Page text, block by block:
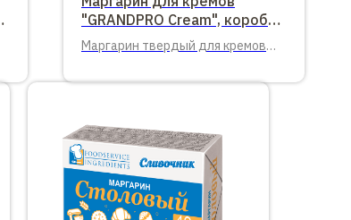
"GRANDPRO Cream", короб
10 кг
Маргарин твердый для кремов
84%, весовой, короб 10 кг